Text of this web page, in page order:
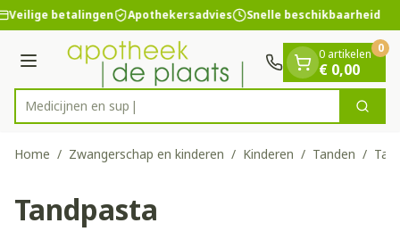
Ga naar de inhoud
1 van 1
Veilige betalingen Apothekersadvies Snelle beschikbaarheid
Menu
Product, merk, categorie... Zoek
0 artikelen
€ 0,00
0
Home / Zwangerschap en kinderen / Kinderen / Tanden /
Tandpasta